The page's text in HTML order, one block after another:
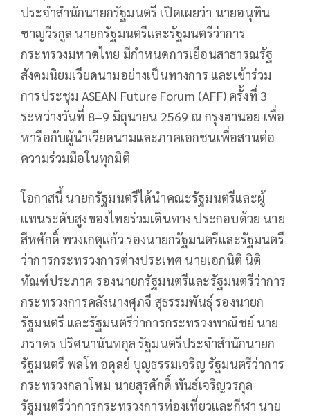
ประจำสำนักนายกรัฐมนตรี เปิดเผยว่า นายอนุทิน
ชาญวีรกูล นายกรัฐมนตรีและรัฐมนตรีว่าการ
กระทรวงมหาดไทย มีกำหนดการเยือนสาธารณรัฐ
สังคมนิยมเวียดนามอย่างเป็นทางการ และเข้าร่วม
การประชุม ASEAN Future Forum (AFF) ครั้งที่ 3
ระหว่างวันที่ 8–9 มิถุนายน 2569 ณ กรุงฮานอย เพื่อ
หารือกับผู้นำเวียดนามและภาคเอกชนเพื่อสานต่อ
ความร่วมมือในทุกมิติ
โอกาสนี้ นายกรัฐมนตรีได้นำคณะรัฐมนตรีและผู้
แทนระดับสูงของไทยร่วมเดินทาง ประกอบด้วย นาย
สีหศักดิ์ พวงเกตุแก้ว รองนายกรัฐมนตรีและรัฐมนตรี
ว่าการกระทรวงการต่างประเทศ นายเอกนิติ นิติ
ทัณฑ์ประภาศ รองนายกรัฐมนตรีและรัฐมนตรีว่าการ
กระทรวงการคลังนางศุภจี สุธรรมพันธุ์ รองนายก
รัฐมนตรี และรัฐมนตรีว่าการกระทรวงพาณิชย์ นาย
ภราดร ปริศนานันทกุล รัฐมนตรีประจำสำนักนายก
รัฐมนตรี พลโท อดุลย์ บุญธรรมเจริญ รัฐมนตรีว่าการ
กระทรวงกลาโหม นายสุรศักดิ์ พันธ์เจริญวรกุล
รัฐมนตรีว่าการกระทรวงการท่องเที่ยวและกีฬา นาย